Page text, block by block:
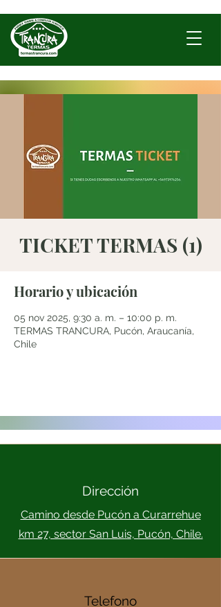
TICKET TERMAS (1)
Horario y ubicación
05 nov 2025, 9:30 a. m. – 10:00 p. m.
TERMAS TRANCURA, Pucón, Araucanía,
Chile
Dirección
Camino desde Pucón a Curarrehue
km 27, sector San Luis, Pucón, Chile.
Telefono